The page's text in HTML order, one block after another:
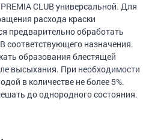
CLUB универсальной. Для
расхода краски
предварительно обработать
соответствующего назначения.
образования блестящей
высыхания. При необходимости
в количестве не более 5%.
до однородного состояния.